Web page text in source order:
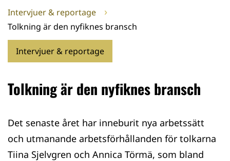
Intervjuer & reportage
Tolkning är den nyfiknes bransch
Intervjuer & reportage
Tolkning är den nyfiknes bransch
Det senaste året har inneburit nya arbetssätt
och utmanande arbetsförhållanden för tolkarna
Tiina Sjelvgren och Annica Törmä, som bland